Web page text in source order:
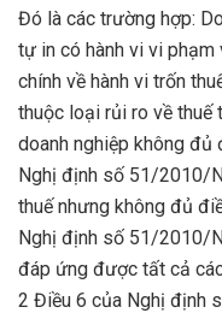
Đó là các trường hợp:
tự in có hành vi vi
chính về hành vi trốn
thuộc loại rủi ro về thuế
doanh nghiệp không
Nghị định số 51/2010/
thuế nhưng không đủ
Nghị định số 51/2010/
đáp ứng được tất cả
2 Điều 6 của Nghị định